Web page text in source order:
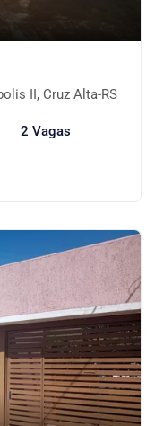
II, Cruz Alta-RS
2 Vagas